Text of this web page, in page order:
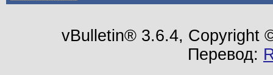
vBulletin® 3.6.4, Copyright
Перевод: